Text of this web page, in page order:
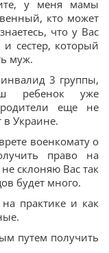
у меня мамы
кто может
что у Вас
сестер, который
муж.
3 группы,
ребенок уже
еще не
Украине.
военкомату о
право на
склоняю Вас так
будет много.
практике и как
путем получить